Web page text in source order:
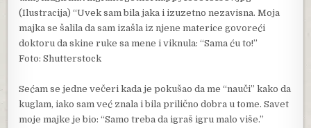
(Ilustracija) “Uvek sam bila jaka i izuzetno nezavisna. Moja
majka se šalila da sam izašla iz njene materice govoreći
doktoru da skine ruke sa mene i viknula: “Sama ću to!”
Foto: Shutterstock
Sećam se jedne večeri kada je pokušao da me “nauči” kako da
kuglam, iako sam već znala i bila prilično dobra u tome. Savet
moje majke je bio: “Samo treba da igraš igru malo više.”